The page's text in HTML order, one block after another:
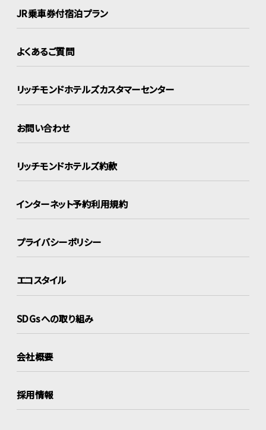
JR乗車券付宿泊プラン
よくあるご質問
リッチモンドホテルズカスタマーセンター
お問い合わせ
リッチモンドホテルズ約款
インターネット予約利用規約
プライバシーポリシー
エコスタイル
SDGsへの取り組み
会社概要
採用情報